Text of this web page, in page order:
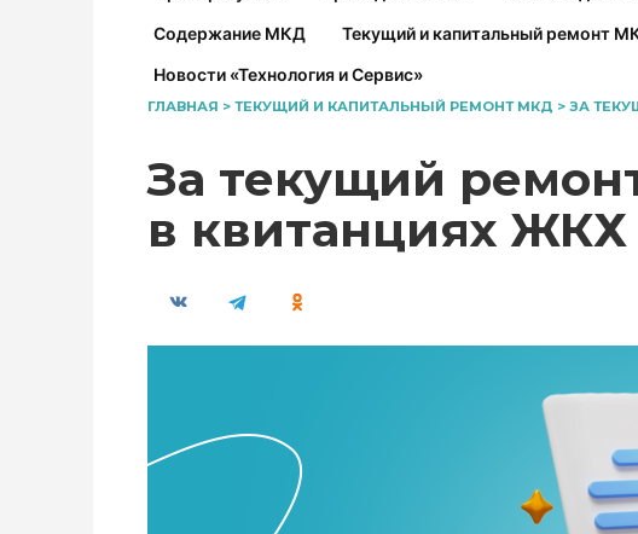
Содержание МКД
Текущий и капитальный ремонт
Новости «Технология и Сервис»
ГЛАВНАЯ > ТЕКУЩИЙ И КАПИТАЛЬНЫЙ РЕМОНТ МКД > ЗА
За текущий
в квитанциях ЖКХ